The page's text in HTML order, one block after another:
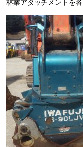
林業アタッチメントを